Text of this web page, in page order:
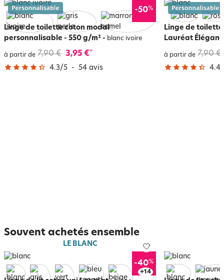
-50%
Linge de toilette coton modal
personnalisable - 550 g/m² - blanc ivoire
à partir de 7,90 € 3,95 €*
4.3/5 - 54 avis
Linge de toilette
Lauréat
à partir de 7,90 €
4.4
Souvent achetés ensemble
LE BLANC
-40%
+18